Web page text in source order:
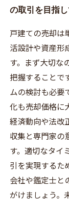
の取引を目指
戸建ての売却は
活設計や資産形
す。まず大切な
把握することで
ムの検討も必要
化も売却価格に
経済動向や法改
収集と専門家の
す。適切なタイ
引を実現するた
会社や鑑定士と
がけましょう。